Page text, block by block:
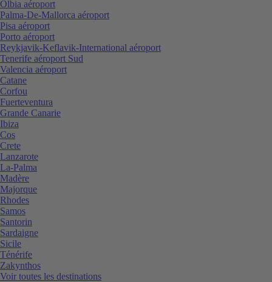
Olbia aéroport
Palma-De-Mallorca aéroport
Pisa aéroport
Porto aéroport
Reykjavik-Keflavik-International aéroport
Tenerife aéroport Sud
Valencia aéroport
Catane
Corfou
Fuerteventura
Grande Canarie
Ibiza
Cos
Crete
Lanzarote
La-Palma
Madère
Majorque
Rhodes
Samos
Santorin
Sardaigne
Sicile
Ténérife
Zakynthos
Voir toutes les destinations